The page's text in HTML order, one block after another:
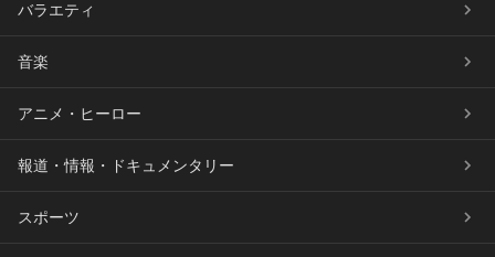
バラエティ
音楽
アニメ・ヒーロー
報道・情報・ドキュメンタリー
スポーツ